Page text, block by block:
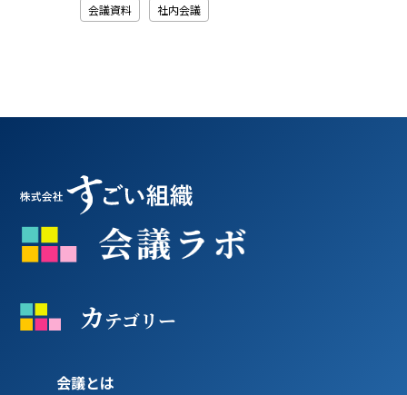
会議資料 社内会議
カテゴリー
会議とは